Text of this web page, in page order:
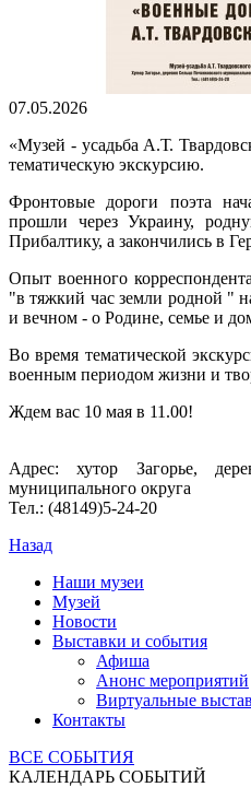
07.05.2026
«Музей - усадьба А.Т.
тематическую экскурсию.
Фронтовые дороги поэта
прошли через Украину,
Прибалтику, а закончились в
Опыт военного
"в тяжкий час земли родной "
и вечном - о Родине, семье и
Во время тематической
военным периодом жизни и
Ждем вас 10 мая в 11.00!
Адрес: хутор Загорье,
муниципального округа
Тел.: (48149)5-24-20
Назад
Наши музеи
Музей
Новости
Выставки и события
Афиша
Анонс мероприятий
Виртуальные
Контакты
ВСЕ СОБЫТИЯ
КАЛЕНДАРЬ СОБЫТИЙ